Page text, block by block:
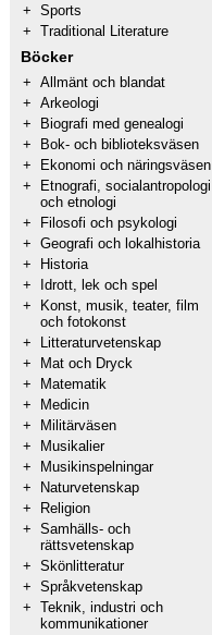
+ Sports
+ Traditional Literature
Böcker
+ Allmänt och blandat
+ Arkeologi
+
Biografi med genealogi
+
Bok- och biblioteksväsen
+
Ekonomi och näringsväsen
+
Etnografi, socialantropologi
och etnologi
+
Filosofi och psykologi
+ Geografi och lokalhistoria
+
Historia
+
Idrott, lek och spel
+
Konst, musik, teater, film
och fotokonst
+
Litteraturvetenskap
+
Mat och Dryck
+
Matematik
+
Medicin
+
Militärväsen
+
Musikalier
+
Musikinspelningar
+
Naturvetenskap
+
Religion
+ Samhälls- och
rättsvetenskap
+ Skönlitteratur
+ Språkvetenskap
+ Teknik, industri och
kommunikationer